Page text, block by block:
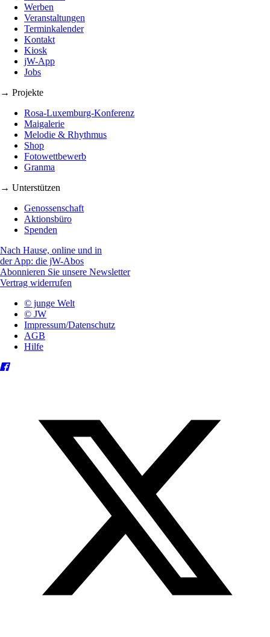
Werben
Veranstaltungen
Terminkalender
Kontakt
Kiosk
jW-App
Jobs
→ Projekte
Rosa-Luxemburg-Konferenz
Maigalerie
Melodie & Rhythmus
Shop
Fotowettbewerb
Granma
→ Unterstützen
Genossenschaft
Aktionsbüro
Spenden
Nach Hause, online und in
der App: die jW-Abos
Abonnieren Sie unsere Newsletter
Vertrag widerrufen
© junge Welt
© JW
Impressum/Datenschutz
AGB
Hilfe